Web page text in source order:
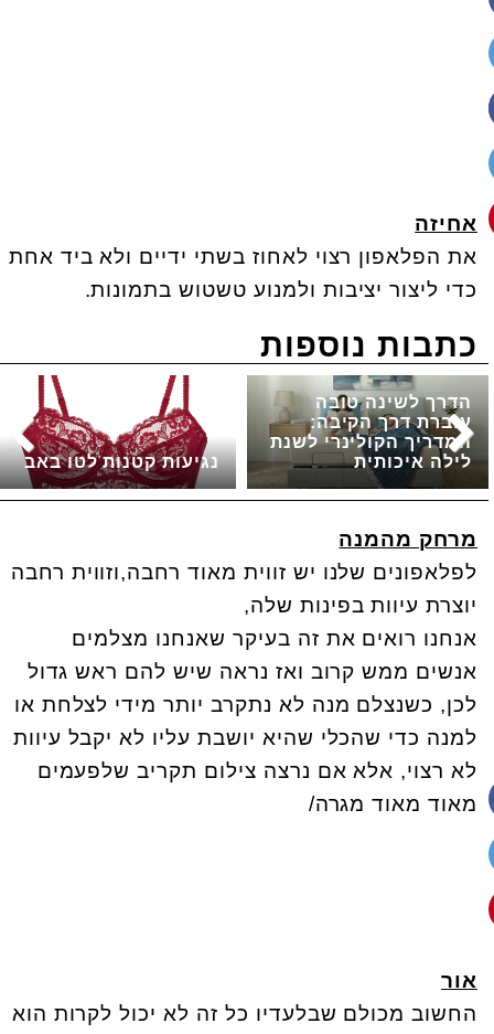
אחיזה
את הפלאפון רצוי לאחוז בשתי ידיים ולא ביד אחת
כדי ליצור יציבות ולמנוע טשטוש בתמונות.
כתבות נוספות
נגיעות קטנות לטו באב
הדרך לשינה טובה
עוברת דרך הקיבה:
המדריך הקולינרי לשנת
לילה איכותית
מרחק מהמנה
לפלאפונים שלנו יש זווית מאוד רחבה,וזווית רחבה
יוצרת עיוות בפינות שלה,
אנחנו רואים את זה בעיקר שאנחנו מצלמים
אנשים ממש קרוב ואז נראה שיש להם ראש גדול
לכן, כשנצלם מנה לא נתקרב יותר מידי לצלחת או
למנה כדי שהכלי שהיא יושבת עליו לא יקבל עיוות
לא רצוי, אלא אם נרצה צילום תקריב שלפעמים
מאוד מאוד מגרה/
אור
החשוב מכולם שבלעדיו כל זה לא יכול לקרות הוא